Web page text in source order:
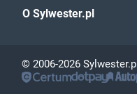
O Sylwester.pl
© 2006-2026 Sylwester.pl